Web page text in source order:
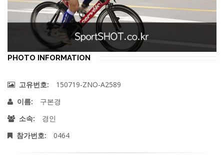
PHOTO INFORMATION
고유번호: 150719-ZNO-A2589
이름: 구본경
소속: 경인
참가번호: 0464